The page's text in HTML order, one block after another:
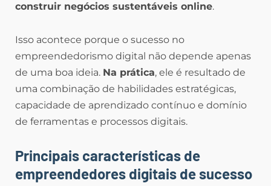
construir negócios sustentáveis online.
Isso acontece porque o sucesso no
empreendedorismo digital não depende apenas
de uma boa ideia. Na prática, ele é resultado de
uma combinação de habilidades estratégicas,
capacidade de aprendizado contínuo e domínio
de ferramentas e processos digitais.
Principais características de
empreendedores digitais de sucesso